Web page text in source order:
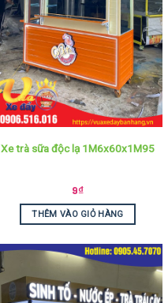
Xe trà sữa độc lạ 1M6x60x1M95
9₫
THÊM VÀO GIỎ HÀNG